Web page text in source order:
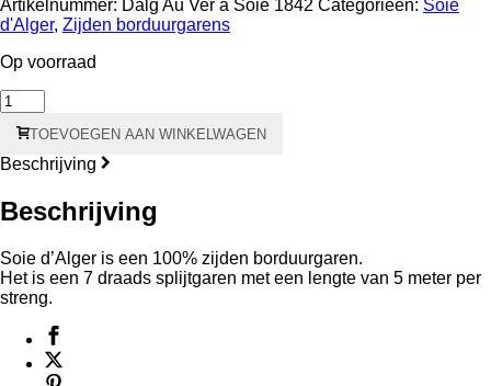
Artikelnummer: Dalg Au Ver a Soie 1842 Categorieën: Soie
d'Alger, Zijden borduurgarens
Op voorraad
1842
Soie
d'Alger
aantal
TOEVOEGEN AAN WINKELWAGEN
Beschrijving
Beschrijving
Soie d’Alger is een 100% zijden borduurgaren.
Het is een 7 draads splijtgaren met een lengte van 5 meter per
streng.